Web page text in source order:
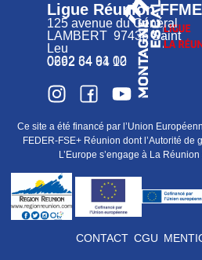
Ligue Réunion FFME
125 avenue du Général
LAMBERT 97436 Saint
Leu
0262 34 91 02
0692 64 64 10
Ce site a été financé par l’Union
FEDER-FSE+ Réunion dont l’Autorité
L’Europe s’engage à La
CONTACT CGU